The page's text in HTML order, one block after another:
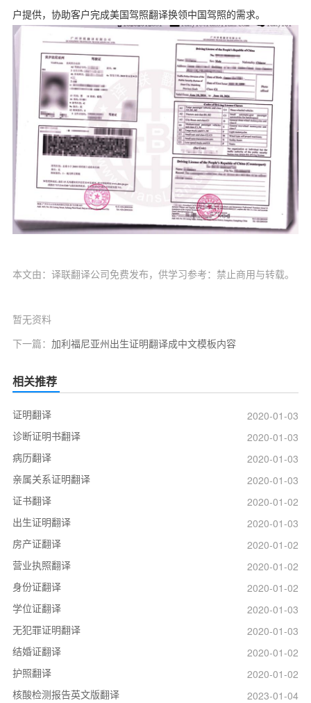
户提供，协助客户完成美国驾照翻译换领中国驾照的需求。
本文由：译联翻译公司免费发布，供学习参考：禁止商用与转载。
暂无资料
下一篇： 加利福尼亚州出生证明翻译成中文模板内容
相关推荐
证明翻译
2020-01-03
诊断证明书翻译
2020-01-03
病历翻译
2020-01-03
亲属关系证明翻译
2020-01-03
证书翻译
2020-01-02
出生证明翻译
2020-01-03
房产证翻译
2020-01-02
营业执照翻译
2020-01-02
身份证翻译
2020-01-02
学位证翻译
2020-01-03
无犯罪证明翻译
2020-01-03
结婚证翻译
2020-01-02
护照翻译
2020-01-02
核酸检测报告英文版翻译
2023-01-04